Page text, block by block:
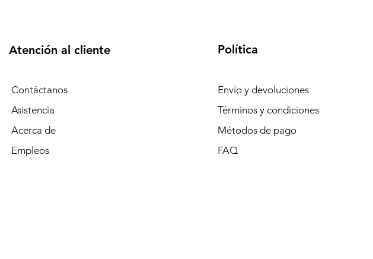
Atención al cliente
Contáctanos
Asistencia
Acerca de
Empleos
Política
Envío y devoluciones
Términos y condiciones
Métodos de pago
FAQ